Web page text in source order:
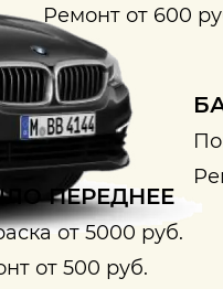
Ремонт от 600
ПЕРЕДНЕЕ
от 5000 руб.
от 500 руб.